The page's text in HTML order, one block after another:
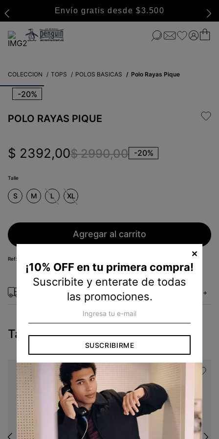
Envío gratis desde $3.500
COLECCION TOPS POLOS BASICAS Polo Rayas Pique
-20%
POLO RAYAS PIQUE
$ 2392,00$ 2990,00 -20%
Talle
S M L XL
Agregar al carrito
Métodos de envío +
Tambien te pueden interesar
¡10% OFF en tu primera compra!
Suscribite y enterate de todas
las promociones.
SUSCRIBIRME
✕